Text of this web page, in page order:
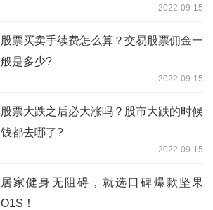
2022-09-15
股票买卖手续费怎么算？交易股票佣金一
般是多少?
2022-09-15
股票大跌之后必大涨吗？股市大跌的时候
钱都去哪了?
2022-09-15
居家健身无阻碍，就选口碑爆款坚果
O1S！